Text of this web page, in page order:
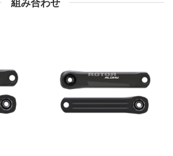
組み合わせ